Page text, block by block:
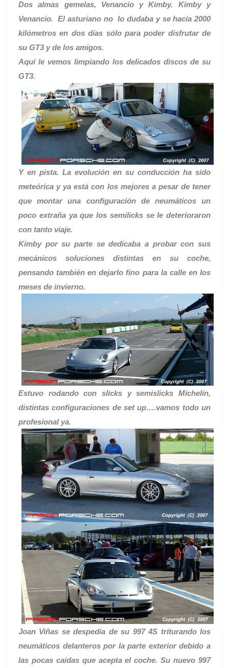
Dos almas gemelas, Venancio y Kimby. Kimby y
Venancio. El asturiano no lo dudaba y se hacía 2000
kilómetros en dos días sólo para poder disfrutar de
su GT3 y de los amigos.
Aquí le vemos limpiando los delicados discos de su
GT3.
Y en pista. La evolución en su conducción ha sido
meteórica y ya está con los mejores a pesar de tener
que montar una configuración de neumáticos un
poco extraña ya que los semilicks se le deterioraron
con tanto viaje.
Kimby por su parte se dedicaba a probar con sus
mecánicos soluciones distintas en su coche,
pensando también en dejarlo fino para la calle en los
meses de invierno.
Estuvo rodando con slicks y semislicks Michelín,
distintas configuraciones de set up….vamos todo un
profesional ya.
Joan Viñas se despedía de su 997 4S triturando los
neumáticos delanteros por la parte exterior debido a
las pocas caídas que acepta el coche. Su nuevo 997